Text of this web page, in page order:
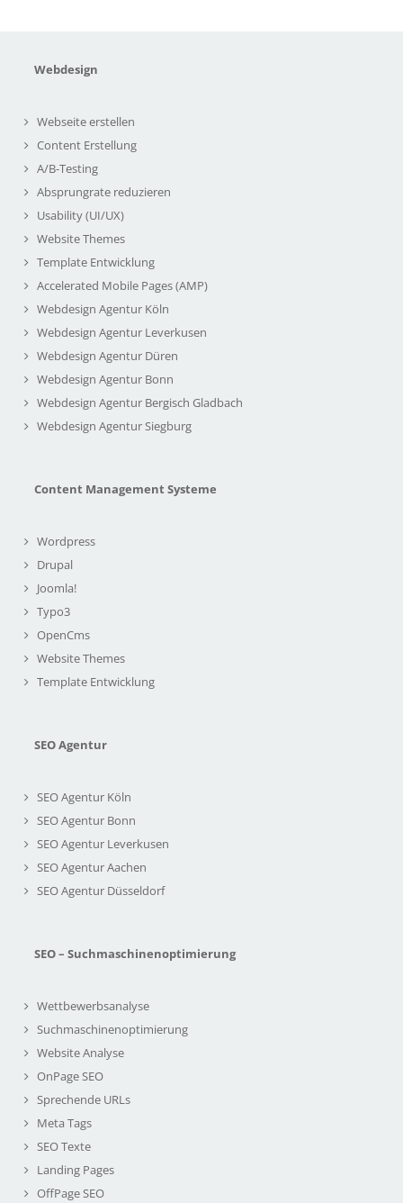
Webdesign
Webseite erstellen
Content Erstellung
A/B-Testing
Absprungrate reduzieren
Usability (UI/UX)
Website Themes
Template Entwicklung
Accelerated Mobile Pages (AMP)
Webdesign Agentur Köln
Webdesign Agentur Leverkusen
Webdesign Agentur Düren
Webdesign Agentur Bonn
Webdesign Agentur Bergisch Gladbach
Webdesign Agentur Siegburg
Content Management Systeme
Wordpress
Drupal
Joomla!
Typo3
OpenCms
Website Themes
Template Entwicklung
SEO Agentur
SEO Agentur Köln
SEO Agentur Bonn
SEO Agentur Leverkusen
SEO Agentur Aachen
SEO Agentur Düsseldorf
SEO – Suchmaschinenoptimierung
Wettbewerbsanalyse
Suchmaschinenoptimierung
Website Analyse
OnPage SEO
Sprechende URLs
Meta Tags
SEO Texte
Landing Pages
OffPage SEO